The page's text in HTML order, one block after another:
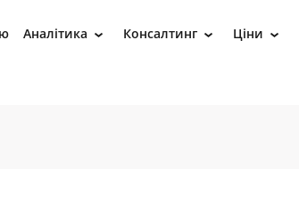
Аналітика › Консалтинг › Ціни ›